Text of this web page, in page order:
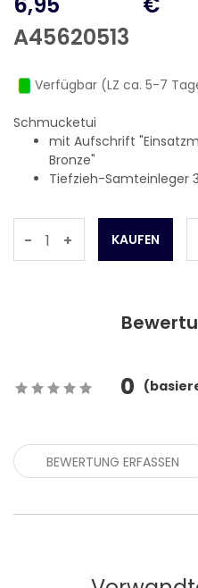
A45620513
Verfügbar (LZ ca. 5-7
Schmucketui
mit Aufschrift
Bronze"
Tiefzieh-Samteinleger
- +
0 (
BEWERTUNG ERFASSEN